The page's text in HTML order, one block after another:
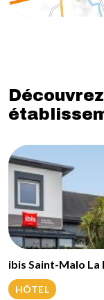
ibis Saint-Malo La
HÔTEL